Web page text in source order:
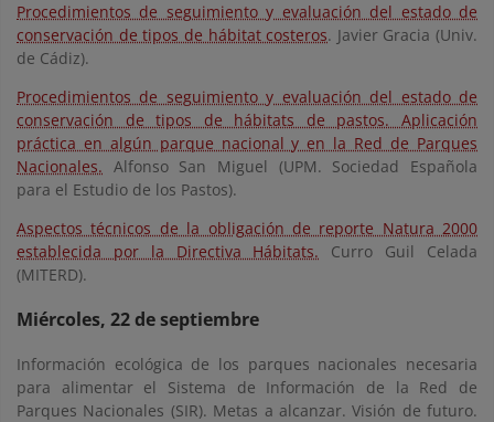
Procedimientos de seguimiento y evaluación del estado de
conservación de tipos de hábitat costeros. Javier Gracia (Univ.
de Cádiz).
Procedimientos de seguimiento y evaluación del estado de
conservación de tipos de hábitats de pastos. Aplicación
práctica en algún parque nacional y en la Red de Parques
Nacionales. Alfonso San Miguel (UPM. Sociedad Española
para el Estudio de los Pastos).
Aspectos técnicos de la obligación de reporte Natura 2000
establecida por la Directiva Hábitats. Curro Guil Celada
(MITERD).
Miércoles, 22 de septiembre
Información ecológica de los parques nacionales necesaria
para alimentar el Sistema de Información de la Red de
Parques Nacionales (SIR). Metas a alcanzar. Visión de futuro.